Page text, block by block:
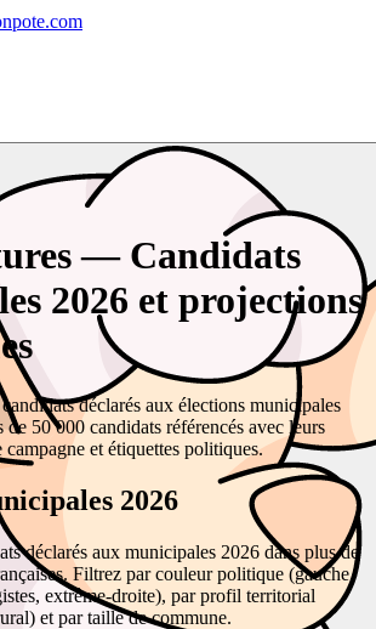
— Candidats
2026 et projections
déclarés aux élections municipales
de 50 000 candidats référencés avec leurs
campagne et étiquettes politiques.
2026
déclarés aux municipales 2026 dans plus de
Filtrez par couleur politique (gauche,
extrême-droite), par profil territorial
et par taille de commune.